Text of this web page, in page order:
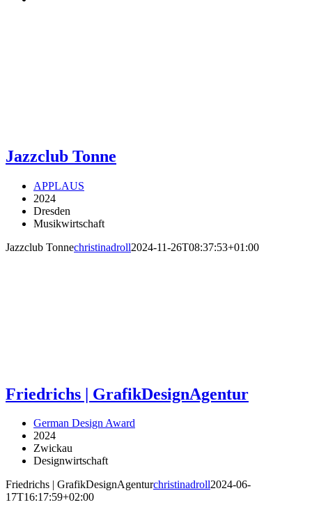
Jazzclub Tonne
APPLAUS
2024
Dresden
Musikwirtschaft
Jazzclub Tonnechristinadroll2024-11-26T08:37:53+01:00
Friedrichs | GrafikDesignAgentur
German Design Award
2024
Zwickau
Designwirtschaft
Friedrichs | GrafikDesignAgenturchristinadroll2024-06-
17T16:17:59+02:00